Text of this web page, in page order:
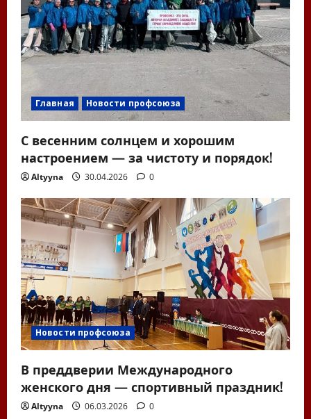
Главная Новости профсоюза
С весенним солнцем и хорошим
настроением — за чистоту и порядок!
Altyyna 30.04.2026 0
Новости профсоюза
В преддверии Международного
женского дня — спортивный праздник!
Altyyna 06.03.2026 0